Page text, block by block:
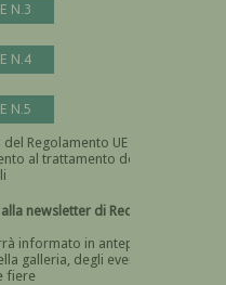
N.3
N.4
N.5
Regolamento UE n.
dei
Devi dare il consenso
di Recta
informato in anteprima
galleria, degli eventi
fiere